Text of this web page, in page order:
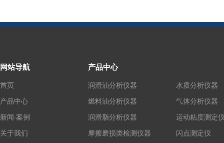
网站导航
首页
产品中心
新闻·案例
关于我们
产品中心
润滑油分析仪器
燃料油分析仪器
润滑脂分析仪器
摩擦磨损类检测仪器
水质分析仪器
气体分析仪器
运动粘度测定
闪点测定仪